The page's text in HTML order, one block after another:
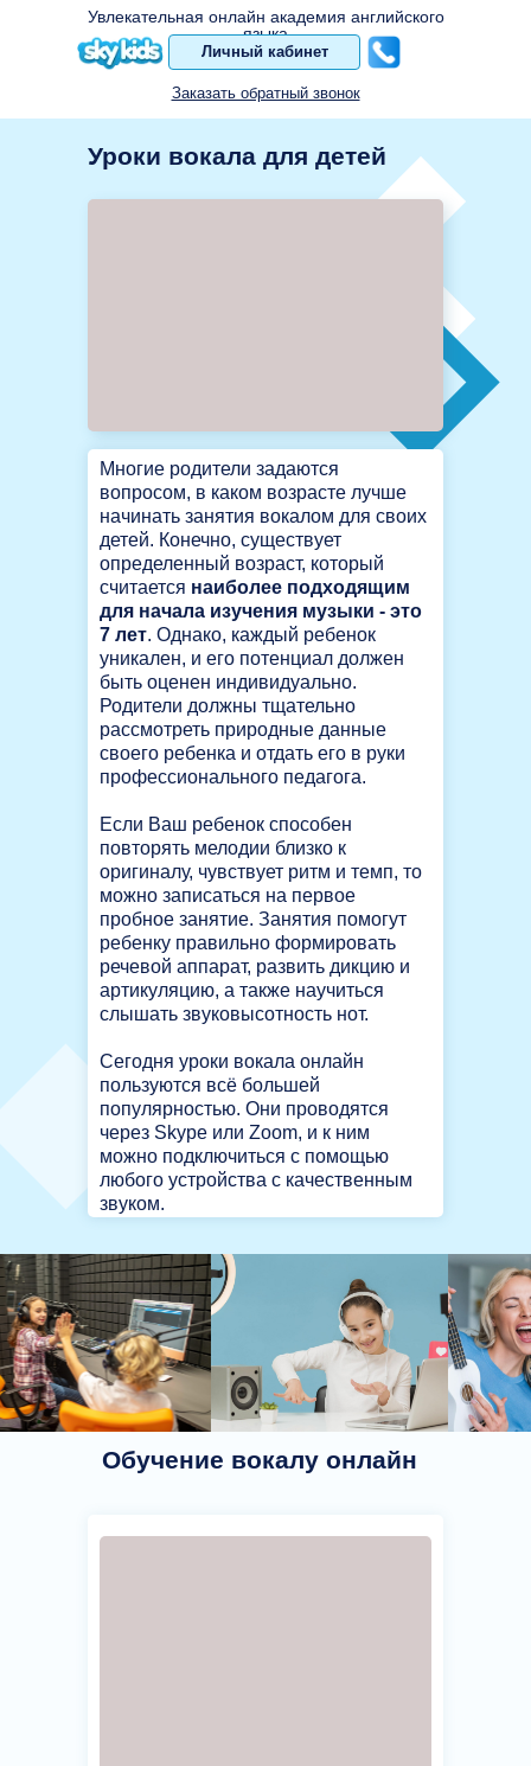
Увлекательная онлайн академия английского
языка
Заказать обратный звонок
Личный кабинет
Уроки вокала для детей
Многие родители задаются
вопросом, в каком возрасте лучше
начинать занятия вокалом для своих
детей. Конечно, существует
определенный возраст, который
считается наиболее подходящим
для начала изучения музыки - это
7 лет. Однако, каждый ребенок
уникален, и его потенциал должен
быть оценен индивидуально.
Родители должны тщательно
рассмотреть природные данные
своего ребенка и отдать его в руки
профессионального педагога.
Если Ваш ребенок способен
повторять мелодии близко к
оригиналу, чувствует ритм и темп, то
можно записаться на первое
пробное занятие. Занятия помогут
ребенку правильно формировать
речевой аппарат, развить дикцию и
артикуляцию, а также научиться
слышать звуковысотность нот.
Сегодня уроки вокала онлайн
пользуются всё большей
популярностью. Они проводятся
через Skype или Zoom, и к ним
можно подключиться с помощью
любого устройства с качественным
звуком.
Обучение вокалу онлайн